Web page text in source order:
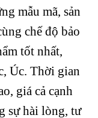
mẫu mã, sản
chế độ bảo
tốt nhất,
Úc. Thời gian
giá cả cạnh
sự hài lòng, tư